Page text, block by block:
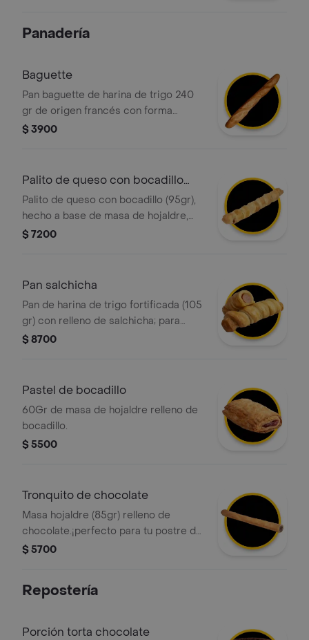
queso se derrita.
Panadería
Baguette
Pan baguette de harina de trigo 240
gr de origen francés con forma
alargada y corteza crujiente.
$ 3900
Palito de queso con bocadillo
tostao
Palito de queso con bocadillo (95gr),
hecho a base de masa de hojaldre,
relleno de queso y bocadillo pulpa de
$ 7200
Pan salchicha
Pan de harina de trigo fortificada (105
gr) con relleno de salchicha; para
obtener un rollo con diferentes capas
$ 8700
Pastel de bocadillo
60Gr de masa de hojaldre relleno de
bocadillo.
$ 5500
Tronquito de chocolate
Masa hojaldre (85gr) relleno de
chocolate.¡perfecto para tu postre del
dia!
$ 5700
Repostería
Porción torta chocolate